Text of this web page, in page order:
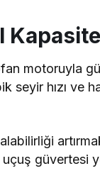
Kapasite
motoruyla
seyir hızı ve
güvertesi